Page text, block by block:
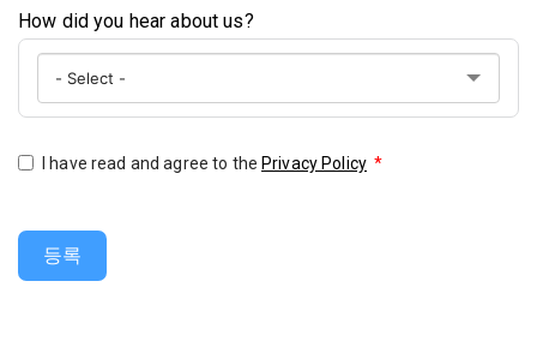
How did you hear about us?
I have read and agree to the Privacy Policy *
등록